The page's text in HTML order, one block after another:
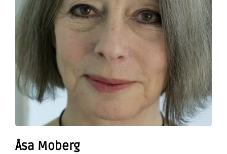
Åsa Moberg